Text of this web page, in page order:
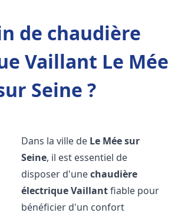
de chaudière
Vaillant Le Mée
Seine ?
Dans la ville de Le Mée sur
Seine, il est essentiel de
disposer d'unechaudière
électrique Vaillantfiable pour
bénéficier d'un confort